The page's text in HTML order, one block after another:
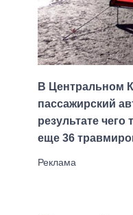
В Центральном
пассажирский
результате чего
еще 36